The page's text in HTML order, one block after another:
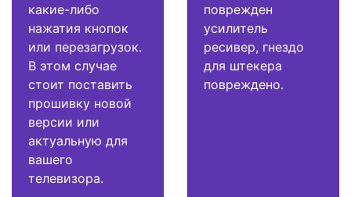
какие-либо
нажатия кнопок
или перезагрузок.
В этом случае
стоит поставить
прошивку новой
версии или
актуальную для
вашего
телевизора.
поврежден
усилитель
ресивер, гнездо
для штекера
повреждено.